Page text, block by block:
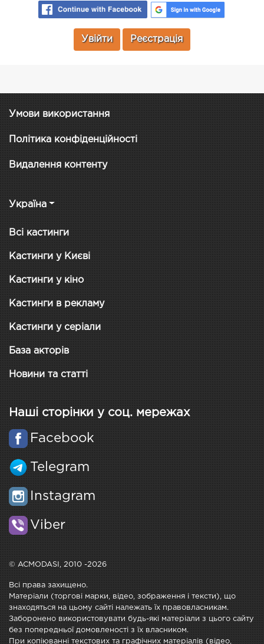
Увійти Реєстрація
Умови використання
Політика конфіденційності
Видалення контенту
Україна
Всі кастинги
Кастинги у Києві
Кастинги у кіно
Кастинги в рекламу
Кастинги у серіали
База акторів
Новини та статті
Наші сторінки у соц. мережах
Facebook
Telegram
Instagram
Viber
© ACMODASI, 2010 -2026
Всі права захищено.
Матеріали (торгові марки, відео, зображення і тексти), що
знаходяться на цьому сайті належать їх правовласникам.
Заборонено використовувати будь-які матеріали з цього сайту
без попередньої домовленості з їх власником.
При копіюванні текстових та графічних матеріалів (відео,